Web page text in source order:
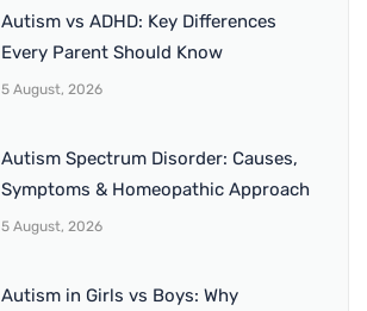
Autism vs ADHD: Key Differences
Every Parent Should Know
5 August, 2026
Autism Spectrum Disorder: Causes,
Symptoms & Homeopathic Approach
5 August, 2026
Autism in Girls vs Boys: Why